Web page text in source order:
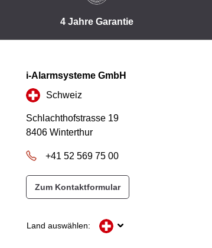
4 Jahre Garantie
i-Alarmsysteme GmbH
Schweiz
Schlachthofstrasse 19
8406 Winterthur
+41 52 569 75 00
Zum Kontaktformular
Land auswählen: